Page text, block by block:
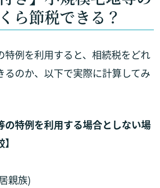
ら節税できる？
特例を利用すると、相続税をどれ
るのか、以下で実際に計算してみ
の特例を利用する場合としない場
親族)